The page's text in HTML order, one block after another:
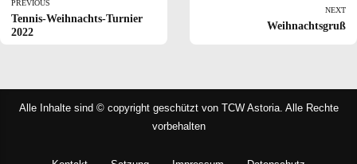
PREVIOUS
Tennis-Weihnachts-Turnier
2022
NEXT
Weihnachtsgruß
Alle Inhalte sind © copyright geschützt von TCW Astoria. Alle Rechte
vorbehalten